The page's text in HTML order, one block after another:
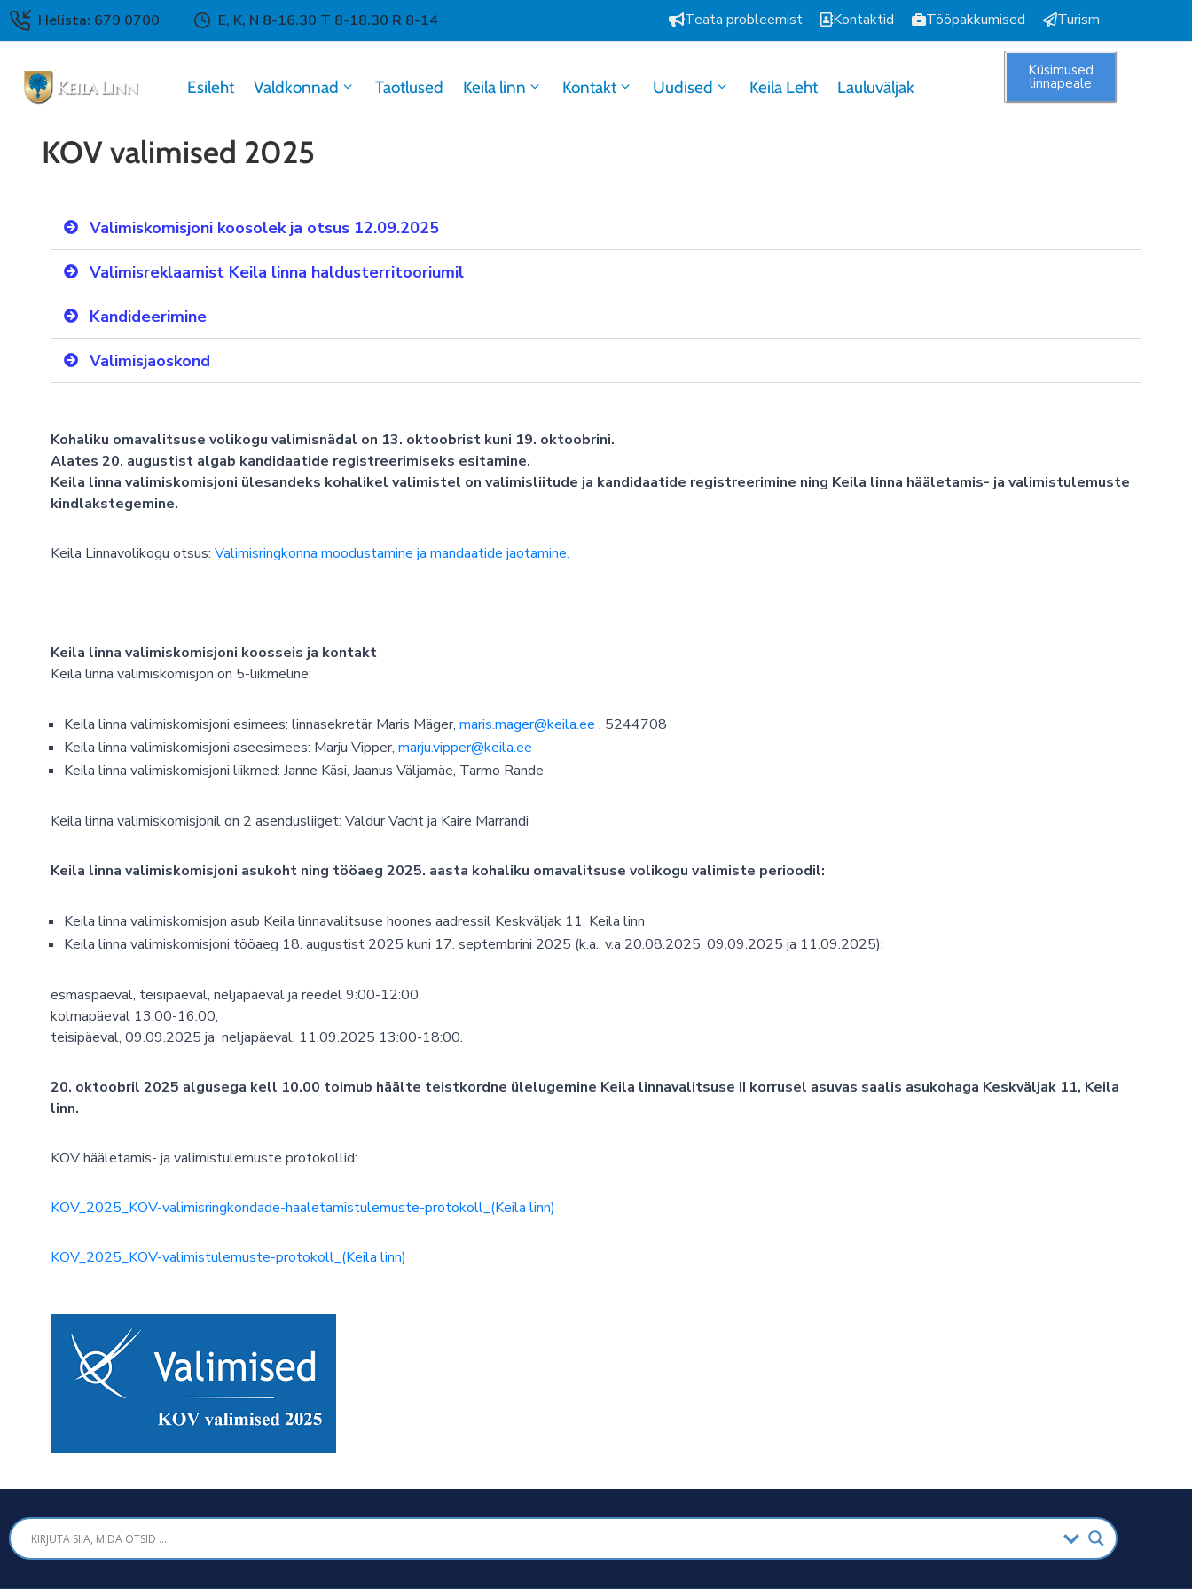
Helista: 679 0700 E, K, N 8-16.30 T 8-18.30 R 8-14 Teata probleemist Kontaktid Tööpakkumised Turism
Esileht Valdkonnad Taotlused Keila linn Kontakt Uudised Keila Leht Lauluväljak
Küsimused
linnapeale
KOV valimised 2025
Valimiskomisjoni koosolek ja otsus 12.09.2025
Valimisreklaamist Keila linna haldusterritooriumil
Kandideerimine
Valimisjaoskond
Kohaliku omavalitsuse volikogu valimisnädal on 13. oktoobrist kuni 19. oktoobrini.
Alates 20. augustist algab kandidaatide registreerimiseks esitamine.
Keila linna valimiskomisjoni ülesandeks kohalikel valimistel on valimisliitude ja kandidaatide registreerimine ning Keila linna hääletamis- ja valimistulemuste
kindlakstegemine.
Keila Linnavolikogu otsus: Valimisringkonna moodustamine ja mandaatide jaotamine.
Keila linna valimiskomisjoni koosseis ja kontakt
Keila linna valimiskomisjon on 5-liikmeline:
Keila linna valimiskomisjoni esimees: linnasekretär Maris Mäger, maris.mager@keila.ee , 5244708
Keila linna valimiskomisjoni aseesimees: Marju Vipper, marju.vipper@keila.ee
Keila linna valimiskomisjoni liikmed: Janne Käsi, Jaanus Väljamäe, Tarmo Rande
Keila linna valimiskomisjonil on 2 asendusliiget: Valdur Vacht ja Kaire Marrandi
Keila linna valimiskomisjoni asukoht ning tööaeg 2025. aasta kohaliku omavalitsuse volikogu valimiste perioodil:
Keila linna valimiskomisjon asub Keila linnavalitsuse hoones aadressil Keskväljak 11, Keila linn
Keila linna valimiskomisjoni tööaeg 18. augustist 2025 kuni 17. septembrini 2025 (k.a., v.a 20.08.2025, 09.09.2025 ja 11.09.2025):
esmaspäeval, teisipäeval, neljapäeval ja reedel 9:00-12:00,
kolmapäeval 13:00-16:00;
teisipäeval, 09.09.2025 ja neljapäeval, 11.09.2025 13:00-18:00.
20. oktoobril 2025 algusega kell 10.00 toimub häälte teistkordne ülelugemine Keila linnavalitsuse II korrusel asuvas saalis asukohaga Keskväljak 11, Keila
linn.
KOV hääletamis- ja valimistulemuste protokollid:
KOV_2025_KOV-valimisringkondade-haaletamistulemuste-protokoll_(Keila linn)
KOV_2025_KOV-valimistulemuste-protokoll_(Keila linn)